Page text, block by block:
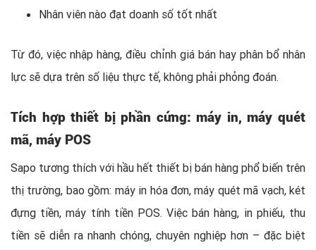
Nhân viên nào đạt doanh số tốt nhất
Từ đó, việc nhập hàng, điều chỉnh giá bán hay phân bổ nhân
lực sẽ dựa trên số liệu thực tế, không phải phỏng đoán.
Tích hợp thiết bị phần cứng: máy in, máy quét
mã, máy POS
Sapo tương thích với hầu hết thiết bị bán hàng phổ biến trên
thị trường, bao gồm: máy in hóa đơn, máy quét mã vạch, két
đựng tiền, máy tính tiền POS. Việc bán hàng, in phiếu, thu
tiền sẽ diễn ra nhanh chóng, chuyên nghiệp hơn – đặc biệt